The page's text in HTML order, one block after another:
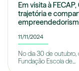
Em visita à
trajetória e
11/11/2024
No dia 30 de
Fundação Escola de...